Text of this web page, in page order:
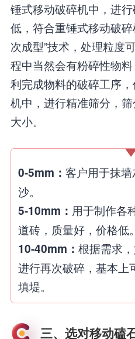
锤式移动破碎机中，进
低，符合重锤式移动破
次成型”技术，处理粒度
程中当然会有粉碎性物
利完成物料的破碎工序
机中，进行精准筛分，
大小。
0-5mm： 客户用于抹
沙。
5-10mm： 用于制作各
道砖，质量好，价格低。
10-40mm： 根据需求
进行再次破碎，基本上
填堤。
三、选对移动磕